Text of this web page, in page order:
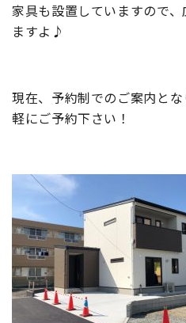
家具も設置していますので
ますよ♪
現在、予約制でのご案内と
軽にご予約下さい！